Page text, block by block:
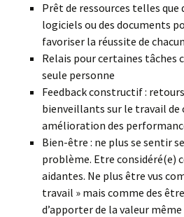
Prêt de ressources telles que
logiciels ou des documents
favoriser la réussite de
Relais pour certaines tâches
seule personne
Feedback constructif :
bienveillants sur le travail de
amélioration des
Bien-être : ne plus se sentir
problème. Etre considéré(e)
aidantes. Ne plus être vus
travail » mais comme des
d’apporter de la valeur